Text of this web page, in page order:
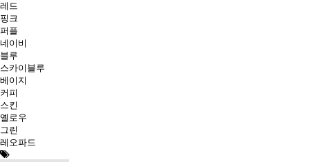
레드
핑크
퍼플
네이비
블루
스카이블루
베이지
커피
스킨
옐로우
그린
레오파드